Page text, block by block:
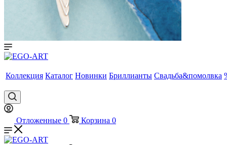
Коллекция Каталог Новинки Бриллианты Свадьба&помолвка
Отложенные 0 Корзина 0